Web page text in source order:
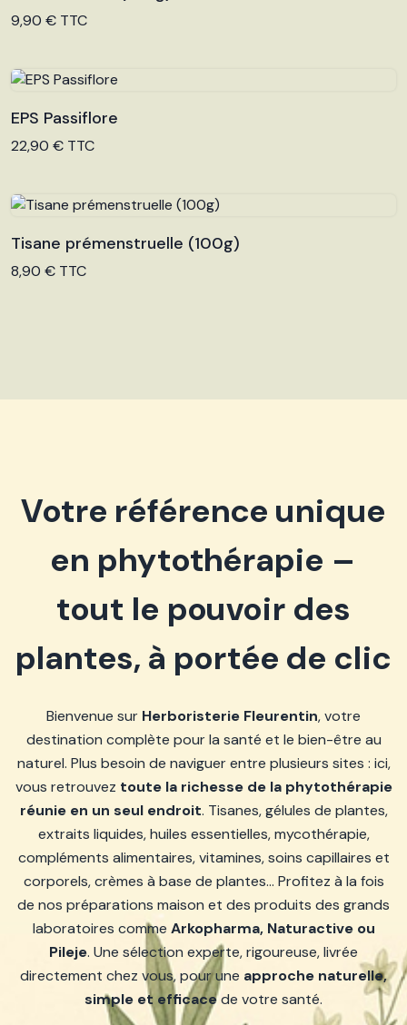
Voir le produit
9,90 € TTC
Voir le produit
EPS Passiflore
22,90 € TTC
Voir le produit
Tisane prémenstruelle (100g)
8,90 € TTC
Votre référence unique
en phytothérapie –
tout le pouvoir des
plantes, à portée de clic
Bienvenue sur Herboristerie Fleurentin, votre
destination complète pour la santé et le bien-être au
naturel. Plus besoin de naviguer entre plusieurs sites : ici,
vous retrouvez toute la richesse de la phytothérapie
réunie en un seul endroit. Tisanes, gélules de plantes,
extraits liquides, huiles essentielles, mycothérapie,
compléments alimentaires, vitamines, soins capillaires et
corporels, crèmes à base de plantes… Profitez à la fois
de nos préparations maison et des produits des grands
laboratoires comme Arkopharma, Naturactive ou
Pileje. Une sélection experte, rigoureuse, livrée
directement chez vous, pour une approche naturelle,
simple et efficacede votre santé.